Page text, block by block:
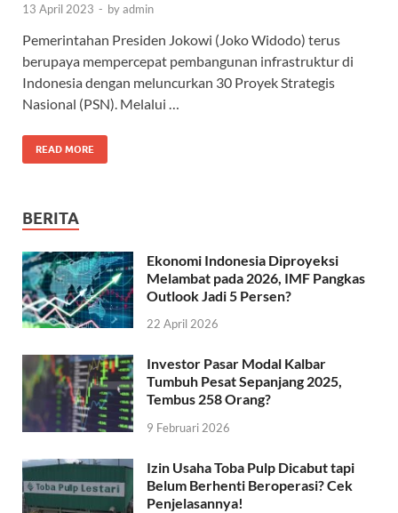
13 April 2023 - byadmin
Pemerintahan Presiden Jokowi (Joko Widodo) terus
berupaya mempercepat pembangunan infrastruktur di
Indonesia dengan meluncurkan 30 Proyek Strategis
Nasional (PSN). Melalui …
READ MORE
BERITA
Ekonomi Indonesia Diproyeksi
Melambat pada 2026, IMF Pangkas
Outlook Jadi 5 Persen?
22 April 2026
Investor Pasar Modal Kalbar
Tumbuh Pesat Sepanjang 2025,
Tembus 258 Orang?
9 Februari 2026
Izin Usaha Toba Pulp Dicabut tapi
Belum Berhenti Beroperasi? Cek
Penjelasannya!